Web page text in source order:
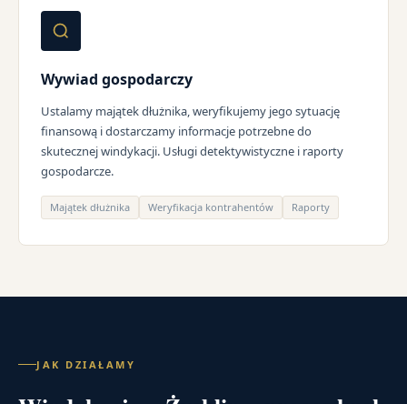
Wywiad gospodarczy
Ustalamy majątek dłużnika, weryfikujemy jego sytuację
finansową i dostarczamy informacje potrzebne do
skutecznej windykacji. Usługi detektywistyczne i raporty
gospodarcze.
Majątek dłużnika Weryfikacja kontrahentów Raporty
JAK DZIAŁAMY